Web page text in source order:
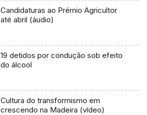
Candidaturas ao Prémio Agricultor
até abril (áudio)
19 detidos por condução sob efeito
do álcool
Cultura do transformismo em
crescendo na Madeira (vídeo)